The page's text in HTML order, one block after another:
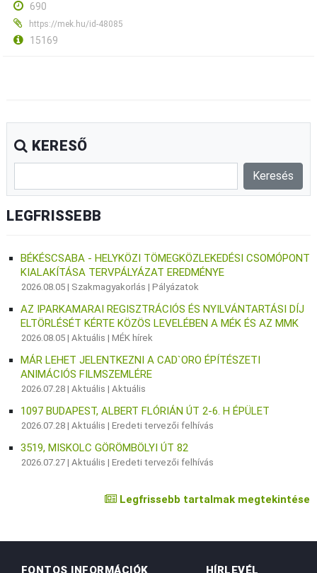
690
https://mek.hu/id-48085
15169
KERESŐ
LEGFRISSEBB
BÉKÉSCSABA - HELYKÖZI TÖMEGKÖZLEKEDÉSI CSOMÓPONT
KIALAKÍTÁSA TERVPÁLYÁZAT EREDMÉNYE
2026.08.05 | Szakmagyakorlás |Pályázatok
AZ IPARKAMARAI REGISZTRÁCIÓS ÉS NYILVÁNTARTÁSI DÍJ
ELTÖRLÉSÉT KÉRTE KÖZÖS LEVELÉBEN A MÉK ÉS AZ MMK
2026.08.05 |Aktuális |MÉK hírek
MÁR LEHET JELENTKEZNI A CAD`ORO ÉPÍTÉSZETI
ANIMÁCIÓS FILMSZEMLÉRE
2026.07.28 |Aktuális |Aktuális
1097 BUDAPEST, ALBERT FLÓRIÁN ÚT 2-6. H ÉPÜLET
2026.07.28 |Aktuális |Eredeti tervezői felhívás
3519, MISKOLC GÖRÖMBÖLYI ÚT 82
2026.07.27 |Aktuális |Eredeti tervezői felhívás
Legfrissebb tartalmak megtekintése